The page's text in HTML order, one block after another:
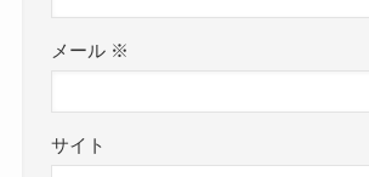
メール ※
サイト